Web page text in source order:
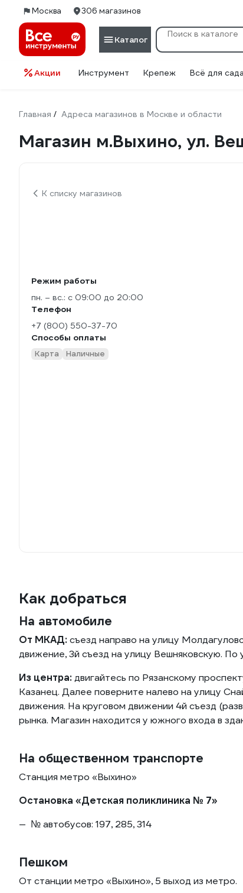
Москва 306 магазинов
Каталог
Акции Инструмент Крепеж Всё для сада
Главная / Адреса магазинов в Москве и области
Магазин м.Выхино, ул.
К списку магазинов
Режим работы
пн. – вс.: с 09:00 до 20:00
Телефон
+7 (800) 550-37-70
Способы оплаты
Карта Наличные
Как добраться
На автомобиле
От МКАД: съезд направо на улицу
движение, 3й съезд на улицу Вешняковскую.
Из центра: двигайтесь по Рязанскому
Казанец. Далее поверните налево на улицу
движения. На круговом движении 4й съезд
рынка. Магазин находится у южного входа в
На общественном транспорте
Станция метро «Выхино»
Остановка «Детская поликлиника № 7»
№ автобусов: 197, 285, 314
Пешком
От станции метро «Выхино», 5 выход из метро.